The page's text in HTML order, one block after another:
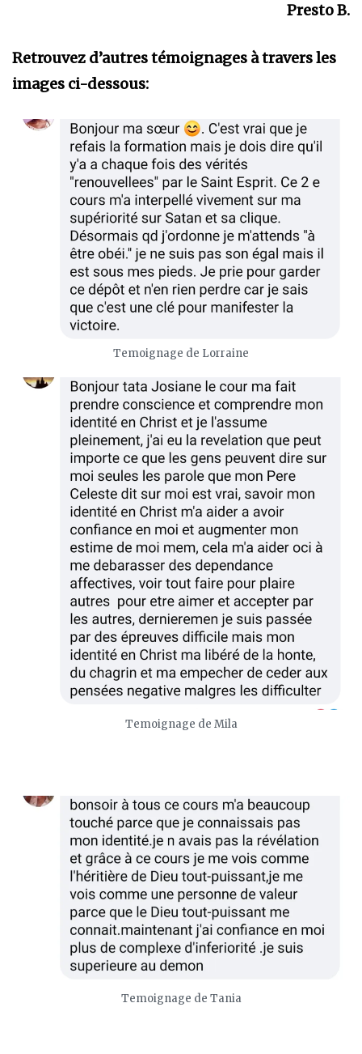
Presto B.
Retrouvez d’autres témoignages à travers les
images ci-dessous:
Temoignage de Lorraine
Temoignage de Mila
Temoignage de Tania